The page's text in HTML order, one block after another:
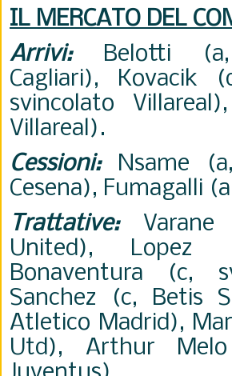
IL MERCATO DEL
Arrivi:Belotti (a,
Cagliari), Kovacik
svincolato
Villareal).
Cessioni:Nsame
Cesena), Fumagalli
Trattative:Varane
United), Lopez
Bonaventura (c,
Sanchez (c, Betis
Atletico Madrid),
Utd), Arthur